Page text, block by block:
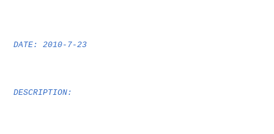
DATE: 2010-7-23
DESCRIPTION: